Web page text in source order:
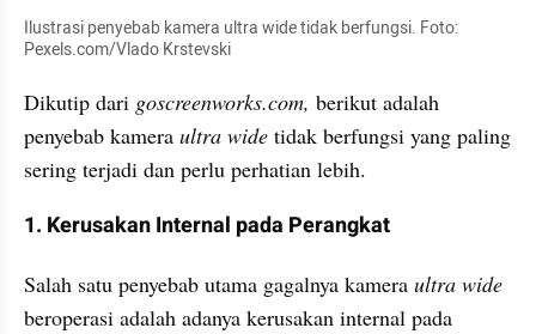
Ilustrasi penyebab kamera ultra wide tidak berfungsi. Foto:
Pexels.com/Vlado Krstevski
Dikutip dari goscreenworks.com, berikut adalah
penyebab kamera ultra wide tidak berfungsi yang paling
sering terjadi dan perlu perhatian lebih.
1. Kerusakan Internal pada Perangkat
Salah satu penyebab utama gagalnya kamera
beroperasi adalah adanya kerusakan internal pada